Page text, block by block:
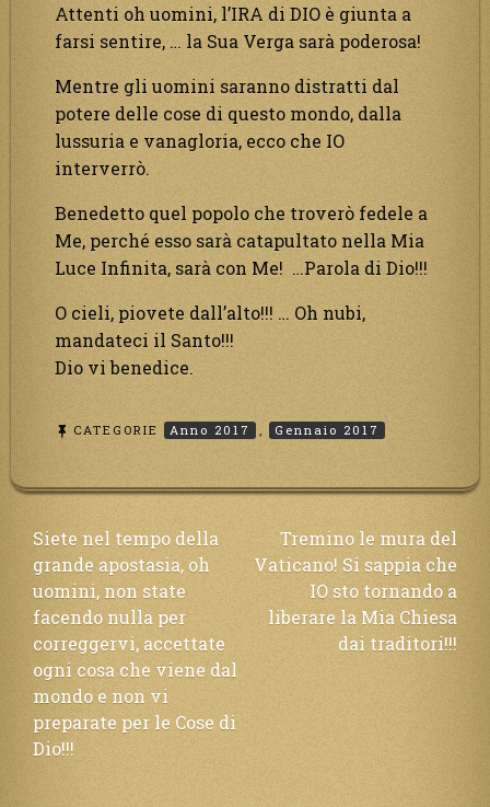
Attenti oh uomini, l’IRA di DIO è giunta a
farsi sentire, … la Sua Verga sarà poderosa!
Mentre gli uomini saranno distratti dal
potere delle cose di questo mondo, dalla
lussuria e vanagloria, ecco che IO
interverrò.
Benedetto quel popolo che troverò fedele a
Me, perché esso sarà catapultato nella Mia
Luce Infinita, sarà con Me! …Parola di Dio!!!
O cieli, piovete dall’alto!!! … Oh nubi,
mandateci il Santo!!!
Dio vi benedice.
CATEGORIE Anno 2017 , Gennaio 2017
Navigazione
articoli
Siete nel tempo della
grande apostasia, oh
uomini, non state
facendo nulla per
correggervi, accettate
ogni cosa che viene dal
mondo e non vi
preparate per le Cose di
Dio!!!
Tremino le mura del
Vaticano! Si sappia che
IO sto tornando a
liberare la Mia Chiesa
dai traditori!!!